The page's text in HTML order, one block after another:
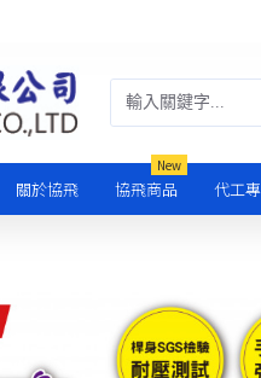
關於協飛 協飛商品
New
代工